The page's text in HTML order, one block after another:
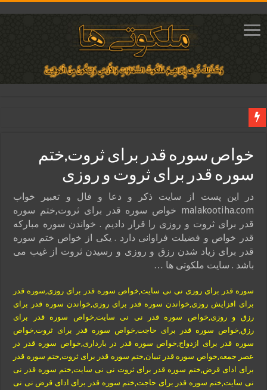
ختم آیات ۲ و ۳ سوره طلاق برای افزایش رزق و روزی | روش ختم، متن آیات و فضیلت
آیات قرآنی برای استجابت دعا و آسان شدن کارها و برآورده شدن حاجت
قویترین ذکر استجابت دعا و حاجت روایی | ذکر اسماء الحسنی برآورده شدن حاجت
دعای افزایش رزق و روزی و ثروتمند شدن | متن دعا و اذکار مجرب
خواص سوره قدر برای ثروت,ختم
سوره قدر برای ثروت و روزی
در این پست از سایت ذکر و دعا و فال و تعبیر خواب
malakootiha.com خواص سوره قدر برای ثروت,ختم سوره
قدر برای ثروت و روزی را قرار دادیم . خواندن سوره مبارکه
قدر خواص و فضیلت فراوانی دارد . یکی از خواص ختم سوره
قدر برای زیاد شدن رزق و روزی و رسیدن ثروت از غیب می
باشد . سایت ملکوتی ها …
سوره قدر برای روزی نی نی سایت,خواص سوره قدر برای روزی,سوره قدر
برای افزایش روزی,خواندن سوره قدر برای روزی,خواندن سوره قدر برای
رزق و روزی,خواص سوره قدر نی نی سایت,خواص سوره قدر برای
رزق,خواص سوره قدر برای حاجت,خواص سوره قدر برای ثروت,خواص
سوره قدر برای
ازدواج ,خواص سوره قدر در بارداری,خواص سوره قدر در
عصر جمعه,خواص سوره قدر تبیان,ختم سوره قدر برای ثروت,ختم سوره قدر
برای ادای قرض,ختم سوره قدر برای ثروت نی نی سایت,ختم سوره قدر نی
نی سایت,ختم سوره قدر برای حاجت,ختم سوره قدر برای ادای قرض نی نی